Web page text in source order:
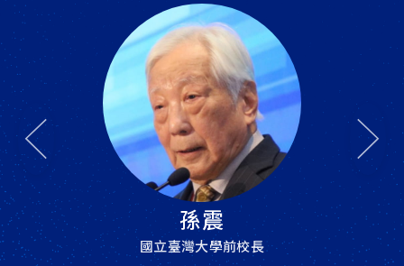
鄭崇華
台達集團創辦人